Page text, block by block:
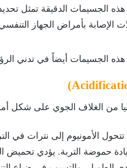
هذه الجسيمات الدقيقة تمثل
الإصابة بأمراض الجهاز
الجسيمات أيضاً في تدني
من الغلاف الجوي على شكل
تتحول الأمونيوم إلى نترات في
حموضة التربة. يؤدي تحميض